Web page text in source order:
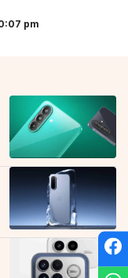
pm